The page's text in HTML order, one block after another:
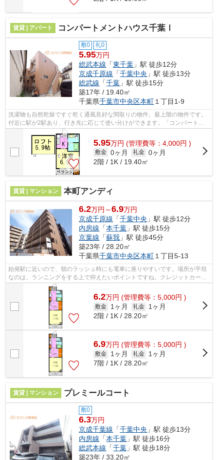
賃貸 | アパート コンパートメントハウス千葉Ⅰ
敷0 礼0
5.95万円
総武本線 「東千葉 」駅 徒歩12分
京成千原線 「千葉中央 」駅 徒歩13分
総武線 「千葉 」駅 徒歩15分
築17年 / 19.40㎡
千葉県千葉市中央区本町 １丁目1-9
洗濯物も自然乾燥ですぐ乾く通風良好な間取りの物件。最上階の物件です。
付近に駅が2駅あり、行き先に応じて使い分けができます。「コンパートメ
ントハウス千葉Ⅰ」の物件情報をお探し...
5.95万円 (管理費等：4,000円 )
敷金 0ヶ月 礼金 0ヶ月
2階 / 1K / 19.40㎡
賃貸 | マンション 本町アンディ
6.2万円～6.9万円
京成千原線 「千葉中央 」駅 徒歩12分
内房線 「本千葉 」駅 徒歩15分
京葉線 「蘇我 」駅 徒歩45分
築23年 / 28.20㎡
千葉県千葉市中央区本町 １丁目5-13
始発駅に近いので、朝のラッシュ時にも電車に座りやすいです。場所が平坦
なのは、ランニングをする上で抑えたいポイントですね。クレジットカード
で初期費用をお支払いいただける物件...
6.2万円 (管理費等：5,000円 )
敷金 1ヶ月 礼金
1ヶ月
2階 / 1K / 28.20㎡
6.9万円 (管理費等：5,000円 )
敷金 1ヶ月 礼金
1ヶ月
7階 / 1K / 28.20㎡
賃貸 | マンション プレミールコート
敷0
6.3万円
京成千葉線 「千葉中央 」駅 徒歩13分
内房線 「本千葉 」駅 徒歩16分
総武本線 「千葉 」駅 徒歩18分
築23年 / 33.20㎡